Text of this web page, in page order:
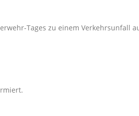
Tages zu einem Verkehrsunfall